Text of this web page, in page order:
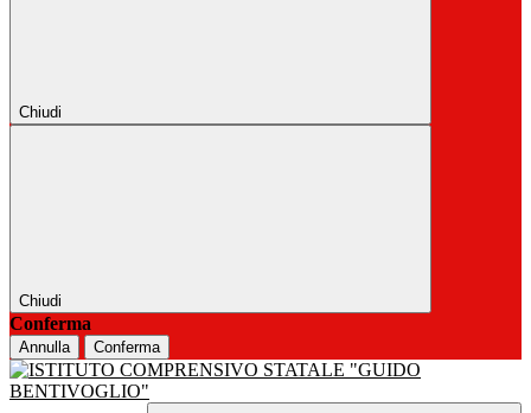
Chiudi
Chiudi
Conferma
Annulla Conferma